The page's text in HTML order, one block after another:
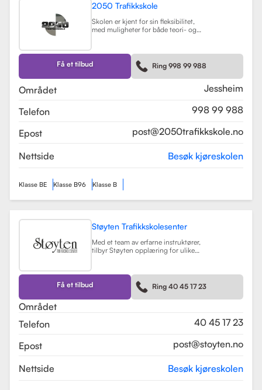
2050 Trafikkskole
Skolen er kjent for sin fleksibilitet,
med muligheter for både teori- og
undervisningsmetoder og et
engasjert team, har 2050
Trafikkskole som mål å hjelpe elever
med å bli trygge og kompetente
Få et tilbud Ring 998 99 988
Området
Jessheim
Telefon
998 99 988
Epost
post@2050trafikkskole.no
Nettside Besøk kjøreskolen
Klasse BE Klasse B96 Klasse B
Støyten Trafikkskolesenter
Med et team av erfarne instruktører,
tilbyr Støyten opplæring for ulike
kurs som trafikalt grunnkurs og
mørkekjøring. Skolen er kjent for sin
fleksibilitet og tilpasning til elevenes
behov, noe som gjør
Få et tilbud Ring 40 45 17 23
Området
Telefon
40 45 17 23
Epost
post@stoyten.no
Nettside Besøk kjøreskolen